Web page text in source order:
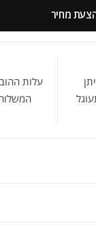
מחיר
עלות